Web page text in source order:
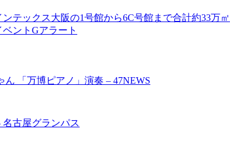
テックス大阪の1号館から6C号館まで合計約33万㎡
ントGアラート
ん 「万博ピアノ」演奏 – 47NEWS
古屋グランパス